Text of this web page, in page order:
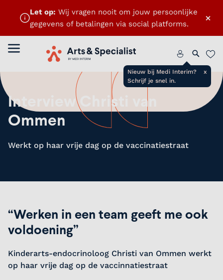
×
Let op: Wij vragen nooit om jouw persoonlijke
gegevens of betalingen via social platforms.
Menu openen
Home
Nieuw bij Medi Interim?
Schrijf je snel in.
x
Zoeken
Interview Christi van
Ommen
Werkt op haar vrije dag op de vaccinatiestraat
“Werken in een team geeft me ook
voldoening”
Kinderarts-endocrinoloog Christi van Ommen werkt
op haar vrije dag op de vaccinnatiestraat